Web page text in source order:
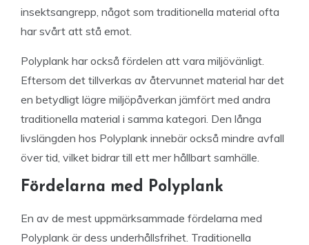
insektsangrepp, något som traditionella material ofta
har svårt att stå emot.
Polyplank har också fördelen att vara miljövänligt.
Eftersom det tillverkas av återvunnet material har det
en betydligt lägre miljöpåverkan jämfört med andra
traditionella material i samma kategori. Den långa
livslängden hos Polyplank innebär också mindre avfall
över tid, vilket bidrar till ett mer hållbart samhälle.
Fördelarna med Polyplank
En av de mest uppmärksammade fördelarna med
Polyplank är dess underhållsfrihet. Traditionella